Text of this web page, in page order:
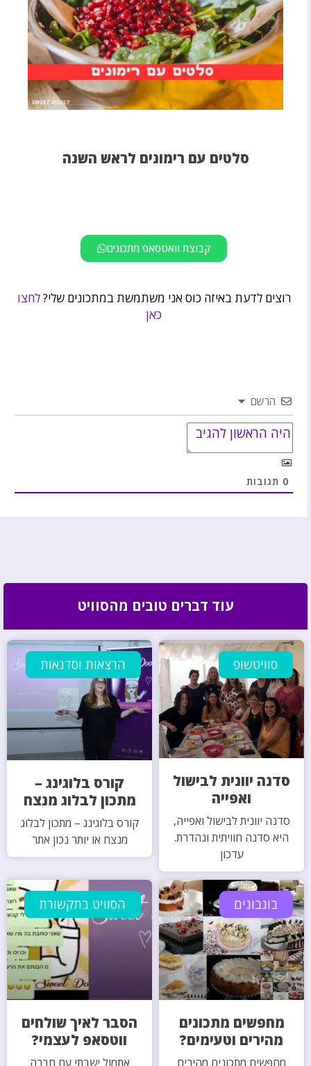
סלטים עם רימונים לראש השנה
קבוצת וואטסאפ מתכונים
רוצים לדעת באיזה כוס אני משתמשת במתכונים שלי?לחצו
כאן
הרשם
0 תגובות
עוד דברים טובים מהסוויט
סוויטשופ
סדנה יוונית לבישול
ואפייה
סדנה יוונית לבישול ואפייה,
היא סדנה חוויתית ונהדרת.
עדכון
הרצאות וסדנאות
קורס בלוגינג –
מתכון לבלוג מנצח
קורס בלוגינג – מתכון לבלוג
מנצח או יותר נכון אתר
בונבונים
מחפשים מתכונים
מהירים וטעימים?
מחפשים מתכונים מהירים
הסוויט בתקשורת
הסבר לאיך שולחים
ווטסאפ לעצמי?
אתמול ישבתי עם חברה